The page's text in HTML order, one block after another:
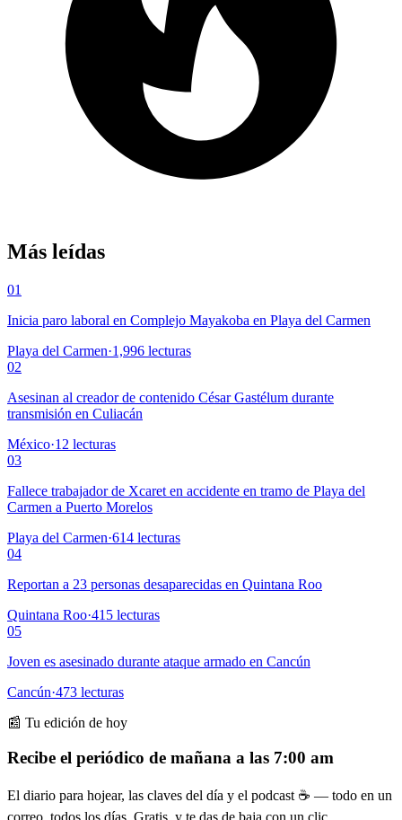
Más leídas
01
Inicia paro laboral en Complejo Mayakoba en Playa del Carmen
Playa del Carmen·1,996 lecturas
02
Asesinan al creador de contenido César Gastélum durante
transmisión en Culiacán
México·12 lecturas
03
Fallece trabajador de Xcaret en accidente en tramo de Playa del
Carmen a Puerto Morelos
Playa del Carmen·614 lecturas
04
Reportan a 23 personas desaparecidas en Quintana Roo
Quintana Roo·415 lecturas
05
Joven es asesinado durante ataque armado en Cancún
Cancún·473 lecturas
📰 Tu edición de hoy
Recibe el periódico de mañana a las 7:00 am
El diario para hojear, las claves del día y el podcast ☕ — todo en un
correo, todos los días. Gratis, y te das de baja con un clic.